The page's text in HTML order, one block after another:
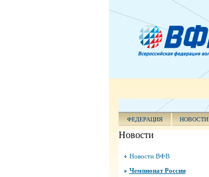
ФЕДЕРАЦИЯ НОВОСТИ
Новости
Новости ВФВ
Чемпионат России